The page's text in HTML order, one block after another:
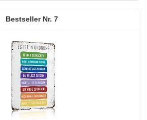
7